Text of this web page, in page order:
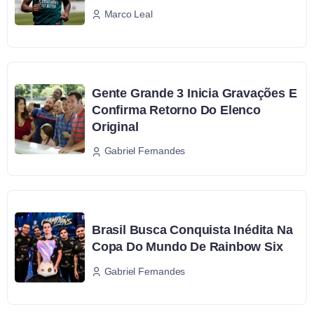
Marco Leal
Gente Grande 3 Inicia Gravações E
Confirma Retorno Do Elenco
Original
Gabriel Fernandes
Brasil Busca Conquista Inédita Na
Copa Do Mundo De Rainbow Six
Gabriel Fernandes